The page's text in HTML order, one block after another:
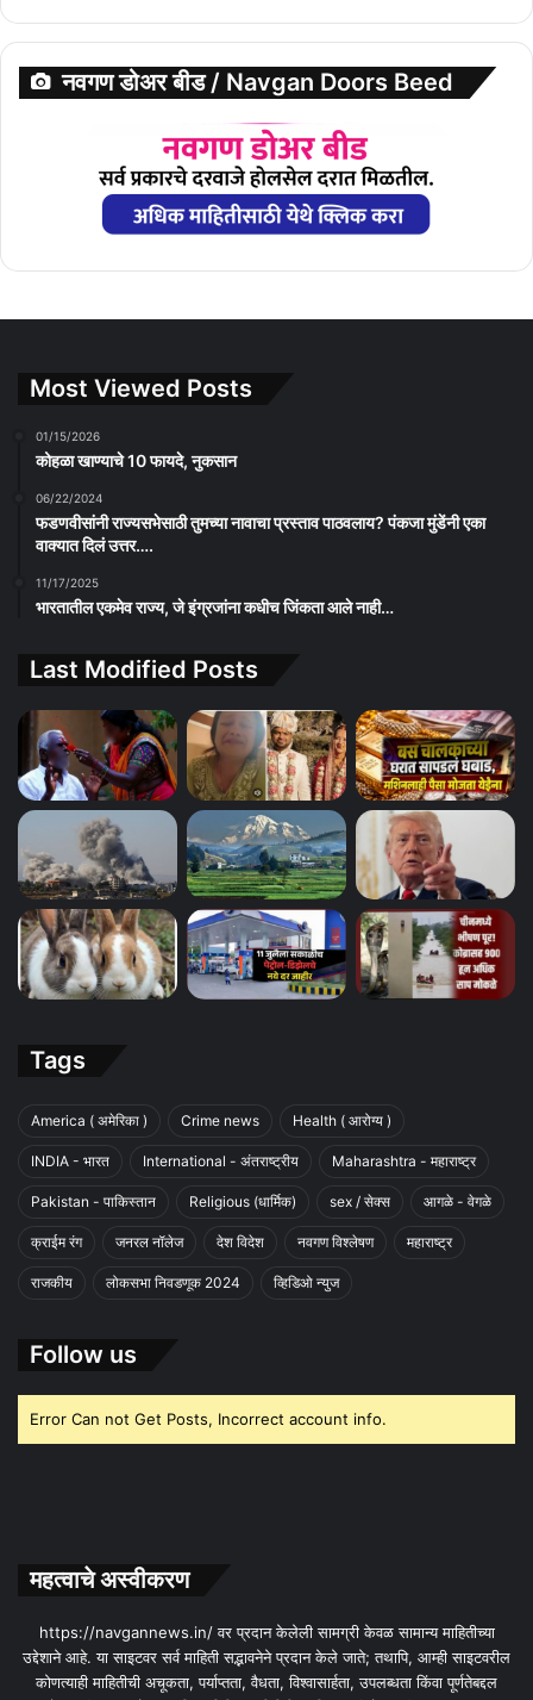
नवगण डोअर बीड / Navgan Doors Beed
Most Viewed Posts
01/15/2026
कोहळा खाण्याचे 10 फायदे, नुकसान
06/22/2024
फडणवीसांनी राज्यसभेसाठी तुमच्या नावाचा प्रस्ताव पाठवलाय? पंकजा मुंडेंनी एका
वाक्यात दिलं उत्तर….
11/17/2025
भारतातील एकमेव राज्य, जे इंग्रजांना कधीच जिंकता आले नाही…
Last Modified Posts
Tags
America ( अमेरिका ) Crime news Health ( आरोग्य )
INDIA - भारत International - अंतराष्ट्रीय Maharashtra - महाराष्ट्र
Pakistan - पाकिस्तान Religious (धार्मिक) sex / सेक्स आगळे - वेगळे
क्राईम रंग जनरल नॉलेज देश विदेश नवगण विश्लेषण महाराष्ट्र
राजकीय लोकसभा निवडणूक 2024 व्हिडिओ न्युज
Follow us
Error Can not Get Posts, Incorrect account info.
महत्वाचे अस्वीकरण
https://navgannews.in/ वर प्रदान केलेली सामग्री केवळ सामान्य माहितीच्या
उद्देशाने आहे. या साइटवर सर्व माहिती सद्भावनेने प्रदान केले जाते; तथापि, आम्ही साइटवरील
कोणत्याही माहितीची अचूकता, पर्याप्तता, वैधता, विश्वासार्हता, उपलब्धता किंवा पूर्णतेबद्दल